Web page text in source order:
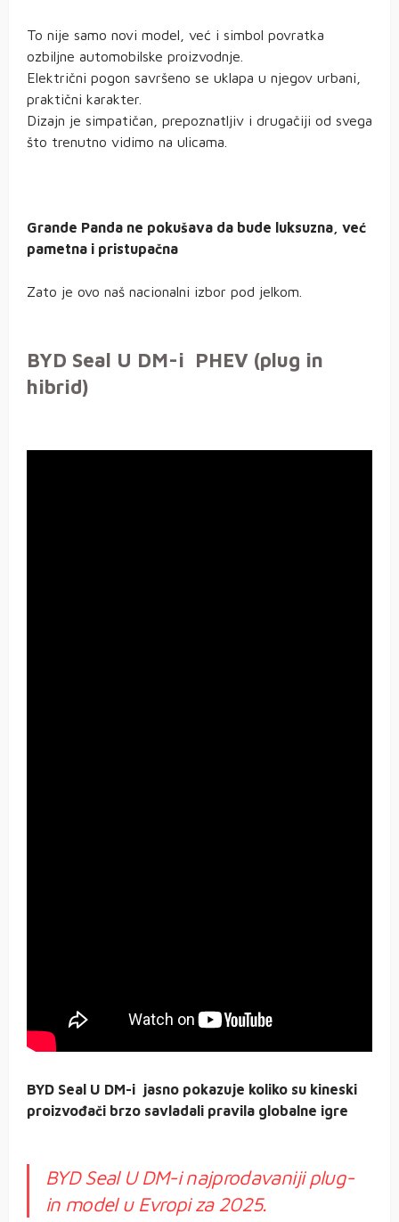
To nije samo novi model, već i simbol povratka
ozbiljne automobilske proizvodnje.
Električni pogon savršeno se uklapa u njegov urbani,
praktični karakter.
Dizajn je simpatičan, prepoznatljiv i drugačiji od svega
što trenutno vidimo na ulicama.
Grande Panda ne pokušava da bude luksuzna, već
pametna i pristupačna
Zato je ovo naš nacionalni izbor pod jelkom.
BYD Seal U DM-i PHEV (plug in
hibrid)
BYD Seal U DM-i jasno pokazuje koliko su kineski
proizvođači brzo savladali pravila globalne igre
BYD Seal U DM-i najprodavaniji plug-
in model u Evropi za 2025.